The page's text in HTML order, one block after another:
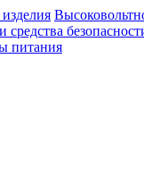
средства
питания